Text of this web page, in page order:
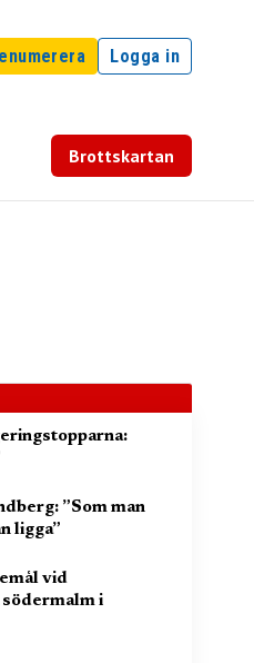
Logga in
Brottskartan
”Som man
ligga”
vid
i